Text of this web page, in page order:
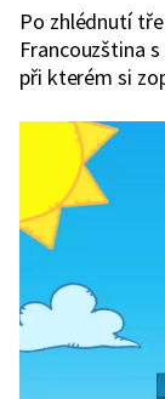
Po zhlédnutí
Francouzština
při kterém si